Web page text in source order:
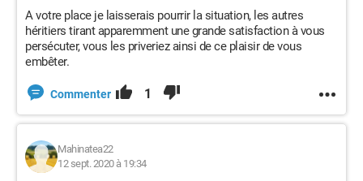
A votre place je laisserais pourrir la situation, les autres
héritiers tirant apparemment une grande satisfaction à vous
persécuter, vous les priveriez ainsi de ce plaisir de vous
embêter.
Commenter 1
Mahinatea22
12 sept. 2020 à 19:34